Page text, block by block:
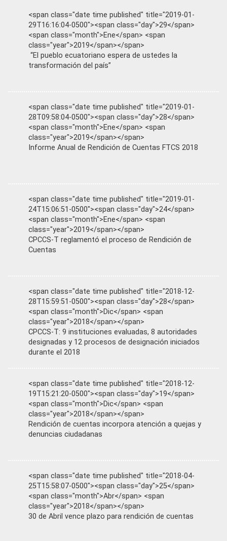
<span class="date time published" title="2019-01-
29T16:16:04-0500"><span class="day">29</span>
<span class="month">Ene</span> <span
class="year">2019</span></span>
“El pueblo ecuatoriano espera de ustedes la
transformación del país”
<span class="date time published" title="2019-01-
28T09:58:04-0500"><span class="day">28</span>
<span class="month">Ene</span> <span
class="year">2019</span></span>
Informe Anual de Rendición de Cuentas FTCS 2018
<span class="date time published" title="2019-01-
24T15:06:51-0500"><span class="day">24</span>
<span class="month">Ene</span> <span
class="year">2019</span></span>
CPCCS-T reglamentó el proceso de Rendición de
Cuentas
<span class="date time published" title="2018-12-
28T15:59:51-0500"><span class="day">28</span>
<span class="month">Dic</span> <span
class="year">2018</span></span>
CPCCS-T: 9 instituciones evaluadas, 8 autoridades
designadas y 12 procesos de designación iniciados
durante el 2018
<span class="date time published" title="2018-12-
19T15:21:20-0500"><span class="day">19</span>
<span class="month">Dic</span> <span
class="year">2018</span></span>
Rendición de cuentas incorpora atención a quejas y
denuncias ciudadanas
<span class="date time published" title="2018-04-
25T15:58:07-0500"><span class="day">25</span>
<span class="month">Abr</span> <span
class="year">2018</span></span>
30 de Abril vence plazo para rendición de cuentas